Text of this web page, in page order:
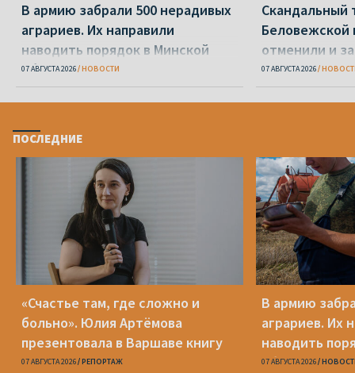
В армию забрали 500 нерадивых
аграриев. Их направили
наводить порядок в Минской
области
07 АВГУСТА 2026 НОВОСТИ
Скандальный
отменили и
07 АВГУСТА 2026
ПОСЛЕДНИЕ
«Счастье там, где сложно и
больно». Юлия Артёмова
презентовала в Варшаве книгу
«Пока я искала слова»
07 АВГУСТА 2026 РЕПОРТАЖ
В армию
аграриев. Их
наводить
области
07 АВГУСТА 2026